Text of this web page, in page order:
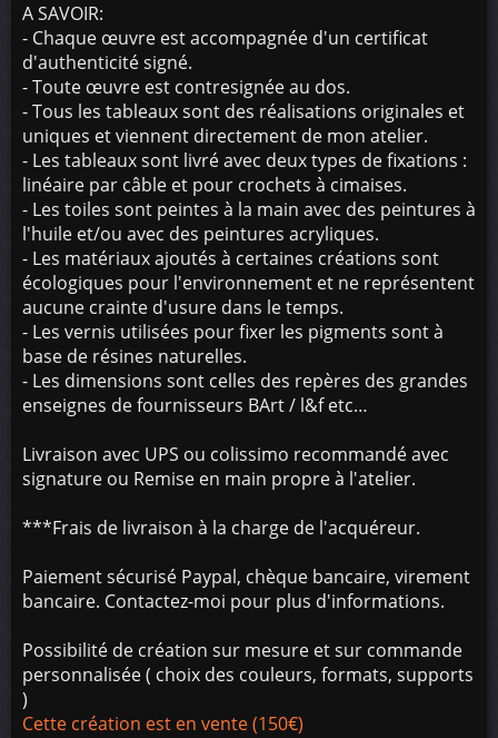
A SAVOIR:
- Chaque œuvre est accompagnée d'un certificat
d'authenticité signé.
- Toute œuvre est contresignée au dos.
- Tous les tableaux sont des réalisations originales et
uniques et viennent directement de mon atelier.
- Les tableaux sont livré avec deux types de fixations :
linéaire par câble et pour crochets à cimaises.
- Les toiles sont peintes à la main avec des peintures à
l'huile et/ou avec des peintures acryliques.
- Les matériaux ajoutés à certaines créations sont
écologiques pour l'environnement et ne représentent
aucune crainte d'usure dans le temps.
- Les vernis utilisées pour fixer les pigments sont à
base de résines naturelles.
- Les dimensions sont celles des repères des grandes
enseignes de fournisseurs BArt / l&f etc…
Livraison avec UPS ou colissimo recommandé avec
signature ou Remise en main propre à l'atelier.
***Frais de livraison à la charge de l'acquéreur.
Paiement sécurisé Paypal, chèque bancaire, virement
bancaire. Contactez-moi pour plus d'informations.
Possibilité de création sur mesure et sur commande
personnalisée ( choix des couleurs, formats, supports
)
Cette création est en vente (150€)